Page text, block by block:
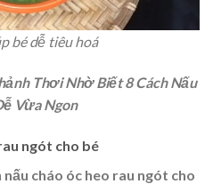
bé dễ tiêu hoá
Thơi Nhờ Biết 8 Cách Nấu
Vừa Ngon
ngót cho bé
cháo óc heo rau ngót cho